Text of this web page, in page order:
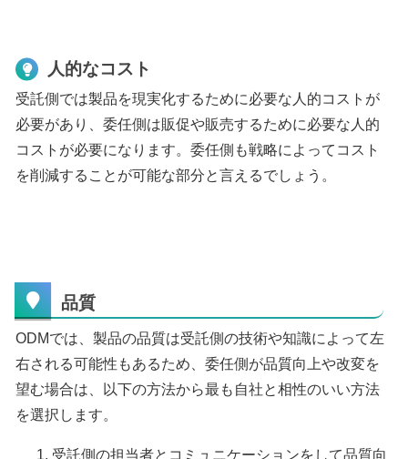
人的なコスト
受託側では製品を現実化するために必要な人的コストが
必要があり、委任側は販促や販売するために必要な人的
コストが必要になります。委任側も戦略によってコスト
を削減することが可能な部分と言えるでしょう。
品質
ODMでは、製品の品質は受託側の技術や知識によって左
右される可能性もあるため、委任側が品質向上や改変を
望む場合は、以下の方法から最も自社と相性のいい方法
を選択します。
受託側の担当者とコミュニケーションをして品質向